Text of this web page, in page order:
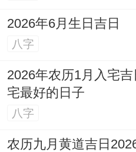
2026年6月生日吉日
八字
2026年农历1月入宅
宅最好的日子
八字
农历九月黄道吉日